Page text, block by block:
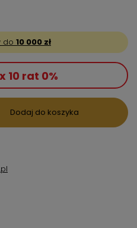
do 10 000 zł
10 rat 0%
Dodaj do koszyka